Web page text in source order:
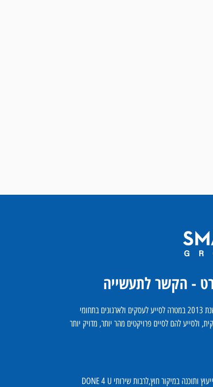
- הקשר לתעשייה
קבוצת Smart הוקמה בשנת 2013 במטרה לסייע לעסקים ולארגונים בתחומי
ולסייע להם לסיים פרויקטים מהר יותר, מדויק יותר
הקבוצה מעניקה שירותי ייעוץ ותוכנה במיקור חוץ,לרבות שירותי DONE 4 U